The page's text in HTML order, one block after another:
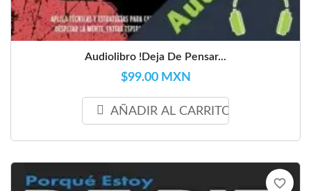
Audiolibro !Deja De Pensar...
$99.00 MXN
AÑADIR AL CARRITO
favorite_border